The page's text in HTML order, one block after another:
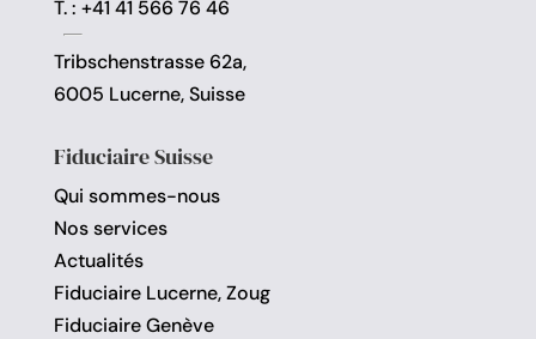
T. : +41 41 566 76 46
Tribschenstrasse 62a,
6005 Lucerne, Suisse
Fiduciaire Suisse
Qui sommes-nous
Nos services
Actualités
Fiduciaire Lucerne, Zoug
Fiduciaire Genève